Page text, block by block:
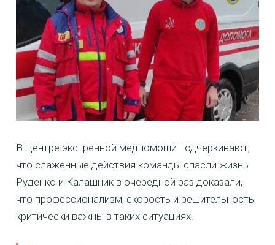
В Центре экстренной медпомощи подчеркивают,
что слаженные действия команды спасли жизнь.
Руденко и Калашник в очередной раз доказали,
что профессионализм, скорость и решительность
критически важны в таких ситуациях.